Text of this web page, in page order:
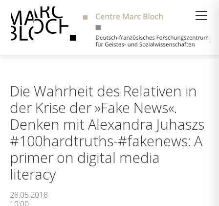
Die Wahrheit des Relativen in
der Krise der »Fake News«.
Denken mit Alexandra Juhaszs
#100hardtruths-#fakenews: A
primer on digital media
literacy
28.05.2018